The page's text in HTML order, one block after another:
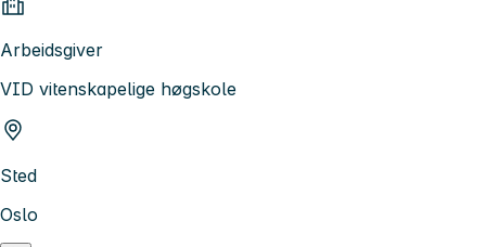
Arbeidsgiver
VID vitenskapelige høgskole
Sted
Oslo